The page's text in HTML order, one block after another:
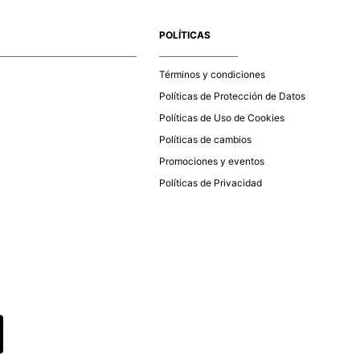
puedes ingresar al menú de “Mi cuenta - Mis Pedidos” en
POLÍTICAS
Términos y condiciones
Políticas de Protección de Datos
Políticas de Uso de Cookies
Políticas de cambios
Promociones y eventos
Políticas de Privacidad